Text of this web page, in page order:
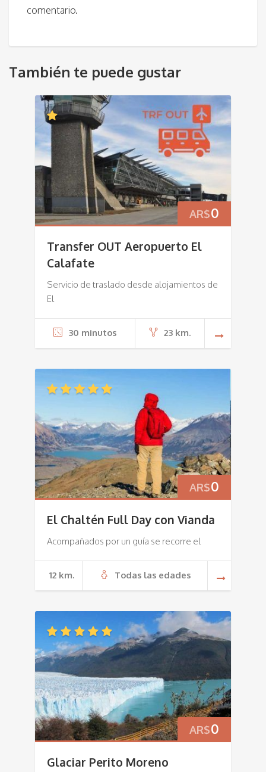
comentario.
También te puede gustar
AR$0
Transfer OUT Aeropuerto El
Calafate
Servicio de traslado desde alojamientos de
El
30 minutos 23 km.
AR$0
El Chaltén Full Day con Vianda
Acompañados por un guía se recorre el
12 km. Todas las edades
AR$0
Glaciar Perito Moreno